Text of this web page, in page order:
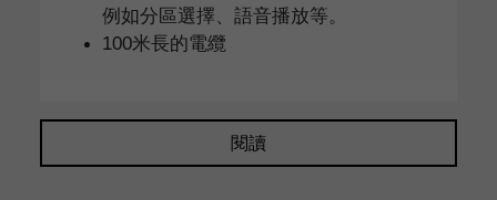
例如分區選擇、語音播放等。
100米長的電纜
閱讀